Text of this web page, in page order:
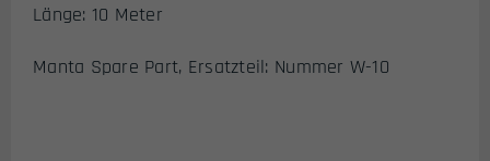
Länge: 10 Meter
Manta Spare Part, Ersatzteil: Nummer W-10